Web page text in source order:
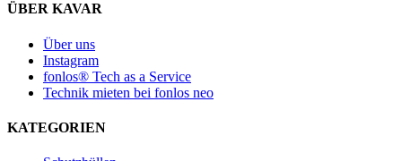
ÜBER KAVAR
Über uns
Instagram
fonlos® Tech as a Service
Technik mieten bei fonlos neo
KATEGORIEN